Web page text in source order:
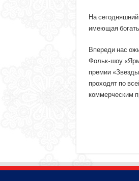
На
имеющая
Впереди нас
Фольк-шоу
премии
проходят по
коммерческим